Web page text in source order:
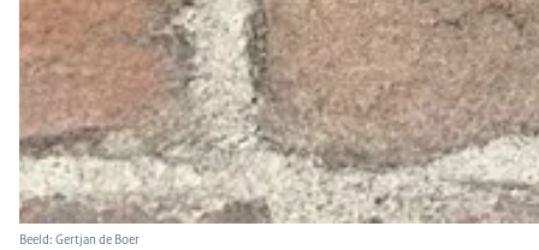
Beeld: Gertjan de Boer